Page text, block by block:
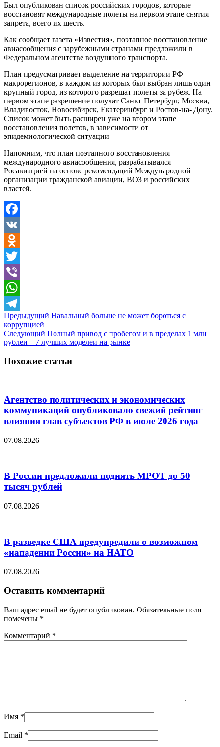
Был опубликован список российских городов, которые
восстановят международные полеты на первом этапе снятия
запрета, всего их шесть.
Как сообщает газета «Известия», поэтапное восстановление
авиасообщения с зарубежными странами предложили в
Федеральном агентстве воздушного транспорта.
План предусматривает выделение на территории РФ
макрорегионов, в каждом из которых был выбран лишь один
крупный город, из которого разрешат полеты за рубеж. На
первом этапе разрешение получат Санкт-Петербург, Москва,
Владивосток, Новосибирск, Екатеринбург и Ростов-на- Дону.
Список может быть расширен уже на втором этапе
восстановления полетов, в зависимости от
эпидемиологической ситуации.
Напомним, что план поэтапного восстановления
международного авиасообщения, разрабатывался
Росавиацией на основе рекомендаций Международной
организации гражданской авиации, ВОЗ и российских
властей.
Facebook
VK
Odnoklassniki
Twitter
Viber
WhatsApp
Telegram
Предыдущий Навальный больше не может бороться с
коррупцией
Следующий Полный привод с пробегом и в пределах 1 млн
рублей – 7 лучших моделей на рынке
Похожие статьи
Агентство политических и экономических
коммуникаций опубликовало свежий рейтинг
влияния глав субъектов РФ в июле 2026 года
07.08.2026
В России предложили поднять МРОТ до 50
тысяч рублей
07.08.2026
В разведке США предупредили о возможном
«нападении России» на НАТО
07.08.2026
Оставить комментарий
Ваш адрес email не будет опубликован. Обязательные поля
помечены *
Комментарий *
Имя *
Email *